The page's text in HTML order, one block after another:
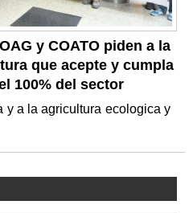
y COATO piden a la
que acepte y cumpla
100% del sector
y a la agricultura ecologica y